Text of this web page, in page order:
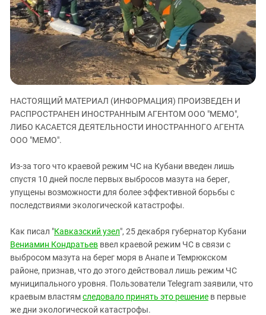
ЗАСТАВЛЯЕТ
КАВКАЗ ЗА ПАЛЕСТИНУ
ИНАКОМЫСЛИЕ В ЧЕЧНЕ
ПРЕСЛЕДОВАНИЕ АКТИВИСТОВ
МОБИЛИЗАЦИЯ И ПРОТЕСТЫ
Дагестан
Ингушетия
Кабардино-Балкария
Калмыкия
Карачаево-Черкесия
Краснодарский край
Российская Федерация
Северная Осетия - Алания
СКФО
Ставропольский край
Чечня
Южная Осетия
Южный Кавказ
ЮФО
НАСТОЯЩИЙ МАТЕРИАЛ (ИНФОРМАЦИЯ) ПРОИЗВЕДЕН И
РАСПРОСТРАНЕН ИНОСТРАННЫМ АГЕНТОМ ООО "МЕМО",
ЛИБО КАСАЕТСЯ ДЕЯТЕЛЬНОСТИ ИНОСТРАННОГО АГЕНТА
ООО "МЕМО".
Из-за того что краевой режим ЧС на Кубани введен лишь
спустя 10 дней после первых выбросов мазута на берег,
упущены возможности для более эффективной борьбы с
последствиями экологической катастрофы.
Как писал "Кавказский узел", 25 декабря губернатор Кубани
Вениамин Кондратьев ввел краевой режим ЧС в связи с
выбросом мазута на берег моря в Анапе и Темрюкском
районе, признав, что до этого действовал лишь режим ЧС
муниципального уровня. Пользователи Telegram заявили, что
краевым властямследовало принять это решение в первые
же дни экологической катастрофы.